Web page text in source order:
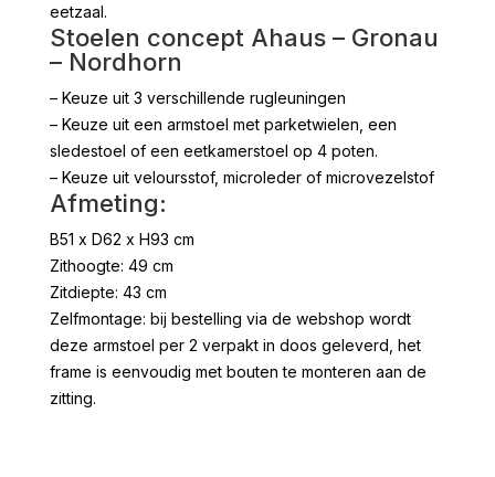
eetzaal.
Stoelen concept Ahaus – Gronau
– Nordhorn
– Keuze uit 3 verschillende rugleuningen
– Keuze uit een armstoel met parketwielen, een
sledestoel of een eetkamerstoel op 4 poten.
– Keuze uit veloursstof, microleder of microvezelstof
Afmeting:
B51 x D62 x H93 cm
Zithoogte: 49 cm
Zitdiepte: 43 cm
Zelfmontage: bij bestelling via de webshop wordt
deze armstoel per 2 verpakt in doos geleverd, het
frame is eenvoudig met bouten te monteren aan de
zitting.